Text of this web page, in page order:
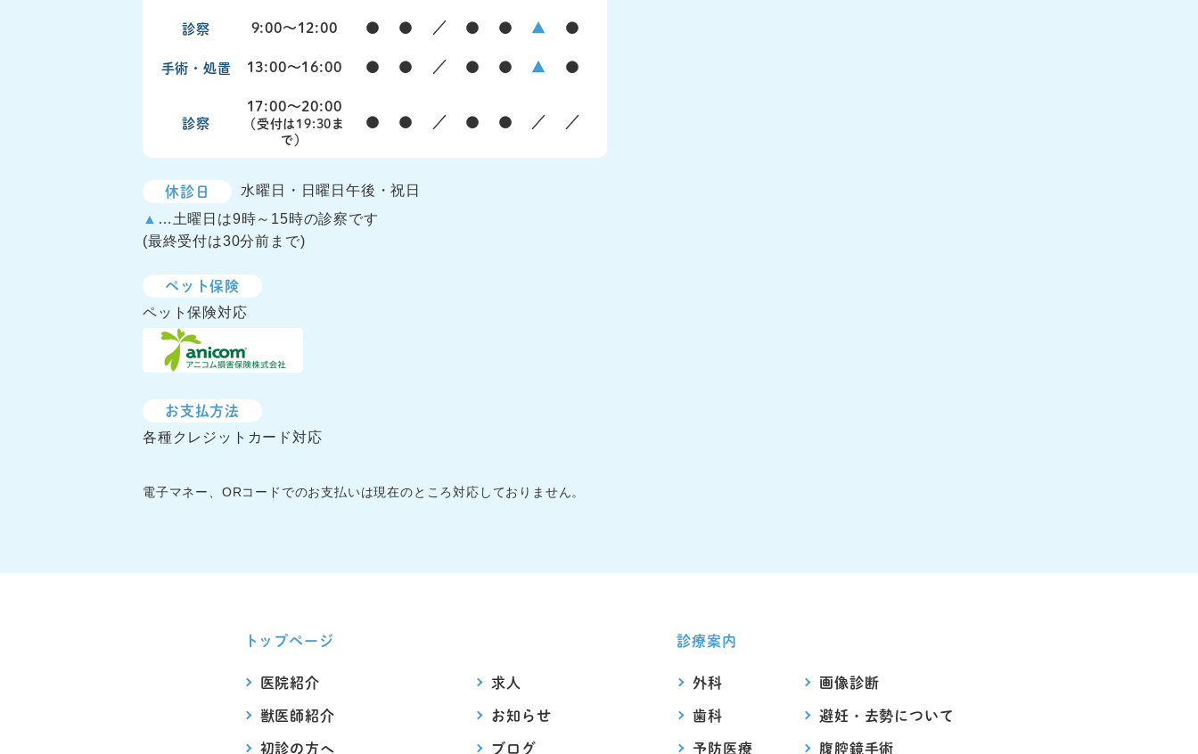
診察 9:00〜12:00 ● ● ／ ● ● ▲ ●
手術・処置 13:00〜16:00 ● ● ／ ● ● ▲ ●
診察
17:00〜20:00
（受付は19:30ま
で）
● ● ／ ● ● ／ ／
休診日
水曜日・日曜日午後・祝日
▲ …土曜日は9時～15時の診察です
(最終受付は30分前まで)
ペット保険
ペット保険対応
お支払方法
各種クレジットカード対応
電子マネー、ORコードでのお支払いは現在のところ対応しておりません。
トップページ
医院紹介
獣医師紹介
初診の方へ
求人
お知らせ
ブログ
診療案内
外科
歯科
予防医療
画像診断
避妊・去勢について
腹腔鏡手術